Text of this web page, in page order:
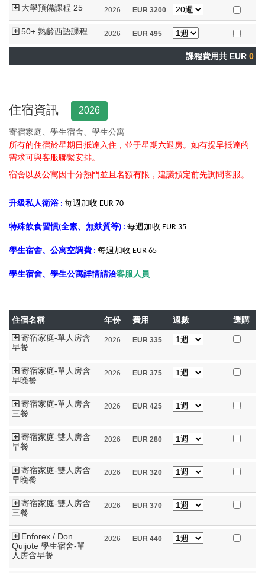
大學預備課程 25 2026 EUR 3200
50+ 熟齡西語課程 2026 EUR 495
課程費用共 EUR 0
住宿資訊 2026
寄宿家庭、學生宿舍、學生公寓
所有的住宿於星期日抵達入住，並于星期六退房。 如有提早抵達的
需求可與客服聯繫安排。
宿舍以及公寓因十分熱門並且名額有限，建議預定前先詢問客服。
升級私人衛浴 : 每週加收 EUR 70
特殊飲食習慣(全素、無麩質等) : 每週加收 EUR 35
學生宿舍、公寓空調費 : 每週加收 EUR 65
學生宿舍、學生公寓詳情請洽客服人員
住宿名稱 年份 費用 週數
選購
寄宿家庭-單人房含
早餐
2026 EUR 335
寄宿家庭-單人房含
早晚餐
2026 EUR 375
寄宿家庭-單人房含
三餐
2026 EUR 425
寄宿家庭-雙人房含
早餐
2026 EUR 280
寄宿家庭-雙人房含
早晚餐
2026 EUR 320
寄宿家庭-雙人房含
三餐
2026 EUR 370
Enforex / Don
Quijote 學生宿舍-單
人房含早餐
2026 EUR 440